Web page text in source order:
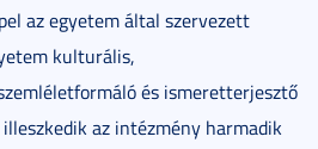
az egyetem által szervezett
kulturális,
és ismeretterjesztő
az intézmény harmadik